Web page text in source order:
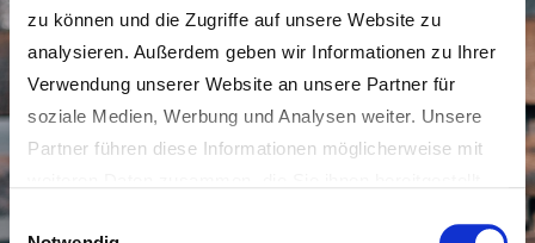
zu können und die Zugriffe auf unsere Website zu
analysieren. Außerdem geben wir Informationen zu Ihrer
Verwendung unserer Website an unsere Partner für
soziale Medien, Werbung und Analysen weiter. Unsere
Partner führen diese Informationen möglicherweise mit
Einwilligungsauswahl
Aktuelles